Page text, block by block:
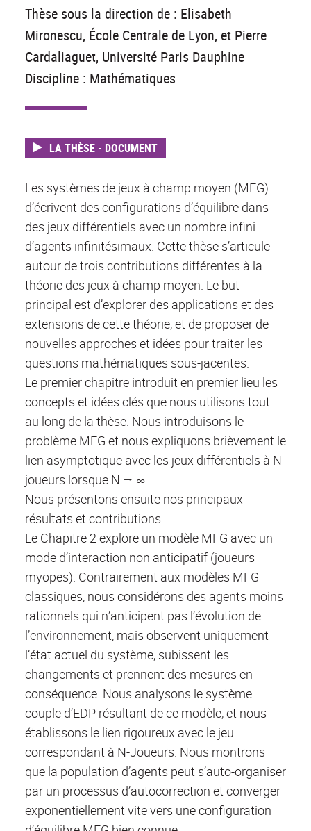
Thèse sous la direction de : Elisabeth
Mironescu, École Centrale de Lyon, et Pierre
Cardaliaguet, Université Paris Dauphine
Discipline : Mathématiques
LA THÈSE - DOCUMENT
Les systèmes de jeux à champ moyen (MFG)
d’écrivent des configurations d’équilibre dans
des jeux différentiels avec un nombre infini
d’agents infinitésimaux. Cette thèse s’articule
autour de trois contributions différentes à la
théorie des jeux à champ moyen. Le but
principal est d’explorer des applications et des
extensions de cette théorie, et de proposer de
nouvelles approches et idées pour traiter les
questions mathématiques sous-jacentes.
Le premier chapitre introduit en premier lieu les
concepts et idées clés que nous utilisons tout
au long de la thèse. Nous introduisons le
problème MFG et nous expliquons brièvement le
lien asymptotique avec les jeux différentiels à N-
joueurs lorsque N → ∞.
Nous présentons ensuite nos principaux
résultats et contributions.
Le Chapitre 2 explore un modèle MFG avec un
mode d’interaction non anticipatif (joueurs
myopes). Contrairement aux modèles MFG
classiques, nous considérons des agents moins
rationnels qui n’anticipent pas l’évolution de
l’environnement, mais observent uniquement
l’état actuel du système, subissent les
changements et prennent des mesures en
conséquence. Nous analysons le système
couple d’EDP résultant de ce modèle, et nous
établissons le lien rigoureux avec le jeu
correspondant à N-Joueurs. Nous montrons
que la population d’agents peut s’auto-organiser
par un processus d’autocorrection et converger
exponentiellement vite vers une configuration